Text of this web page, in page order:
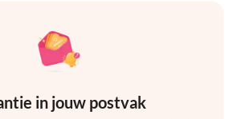
in jouw postvak